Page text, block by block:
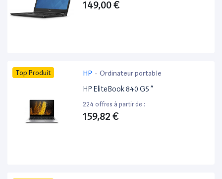
149,00 €
Top Produit HP - Ordinateur portable
HP EliteBook 840 G5 ”
224 offres à partir de :
159,82 €